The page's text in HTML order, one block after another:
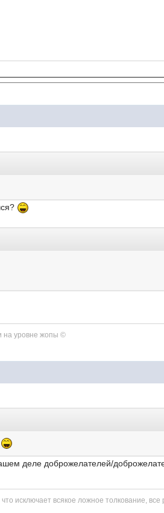
на уровне жопы ©
деле доброжелателей/
исключает вcякое ложное толкование,